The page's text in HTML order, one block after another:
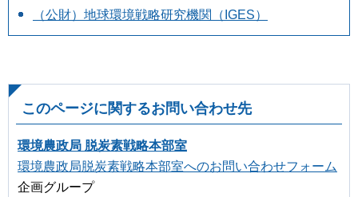
（公財）地球環境戦略研究機関（IGES）
このページに関するお問い合わせ先
環境農政局 脱炭素戦略本部室
環境農政局脱炭素戦略本部室へのお問い合わせフォーム
企画グループ